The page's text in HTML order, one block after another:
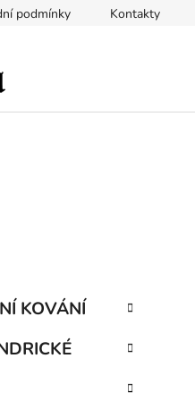
podmínky Kontakty
KOVÁNÍ